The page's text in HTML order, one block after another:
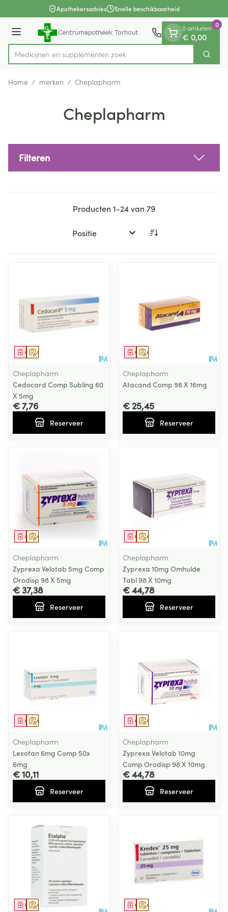
Ga naar de inhoudApothekersadvies Snelle beschikbaarheid
Menu
Product, merk, categorie...
Medicijnen en s Zoek
0 artikelen
€ 0,00
0
Home / merken / Cheplapharm
Cheplapharm
Filteren
Producten1-24van79
Sorteer op:
Op voorschrift
Geneesmiddel
Cheplapharm
Cedocard Comp Subling 60
X 5mg
€ 7,76
Reserveer
Op voorschrift
Geneesmiddel
Cheplapharm
Atacand Comp 98 X 16mg
€ 25,45
Reserveer
Op voorschrift
Geneesmiddel
Cheplapharm
Zyprexa Velotab 5mg Comp
Orodisp 98 X 5mg
€ 37,38
Reserveer
Op voorschrift
Geneesmiddel
Cheplapharm
Zyprexa 10mg Omhulde
Tabl 98 X 10mg
€ 44,78
Reserveer
Op voorschrift
Geneesmiddel
Cheplapharm
Lexotan 6mg Comp 50x
6mg
€ 10,11
Reserveer
Op voorschrift
Geneesmiddel
Cheplapharm
Zyprexa Velotab 10mg
Comp Orodisp 98 X 10mg
€ 44,78
Reserveer
Op voorschrift
Geneesmiddel Op voorschrift
Geneesmiddel